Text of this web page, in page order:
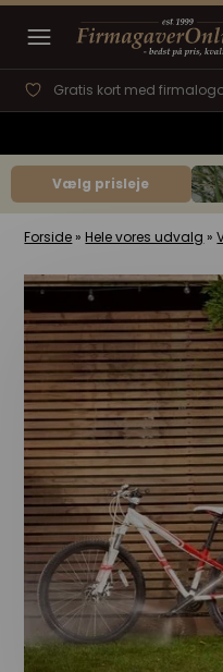
Gratis kort med
Vælg prisleje
Forside » Hele vores udvalg »